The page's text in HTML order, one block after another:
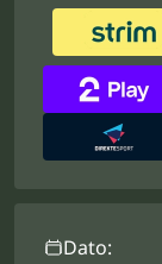
Dato: